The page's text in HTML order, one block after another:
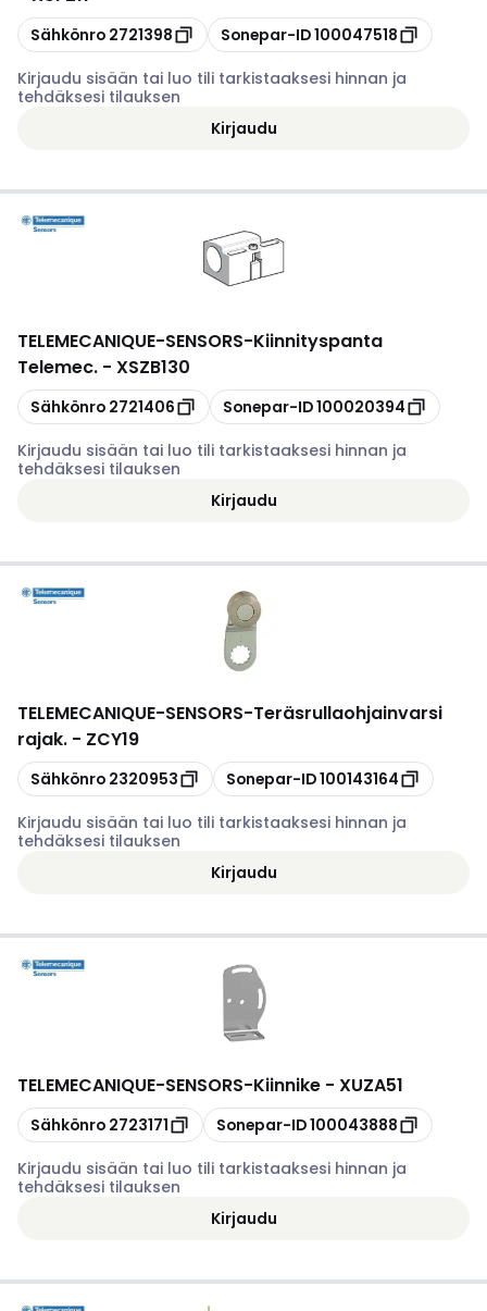
Kopioi
Sähkönro 2721398 Kopioi
Sonepar-ID100047518
Kirjaudu sisään tai luo tili tarkistaaksesi hinnan ja
tehdäksesi tilauksen
Kirjaudu
TELEMECANIQUE-SENSORS-Kiinnityspanta
Telemec. - XSZB130
Kopioi
Sähkönro 2721406 Kopioi
Sonepar-ID100020394
Kirjaudu sisään tai luo tili tarkistaaksesi hinnan ja
tehdäksesi tilauksen
Kirjaudu
TELEMECANIQUE-SENSORS-Teräsrullaohjainvarsi
rajak. - ZCY19
Kopioi
Sähkönro 2320953 Kopioi
Sonepar-ID100143164
Kirjaudu sisään tai luo tili tarkistaaksesi hinnan ja
tehdäksesi tilauksen
Kirjaudu
TELEMECANIQUE-SENSORS-Kiinnike - XUZA51
Kopioi
Sähkönro 2723171 Kopioi
Sonepar-ID100043888
Kirjaudu sisään tai luo tili tarkistaaksesi hinnan ja
tehdäksesi tilauksen
Kirjaudu